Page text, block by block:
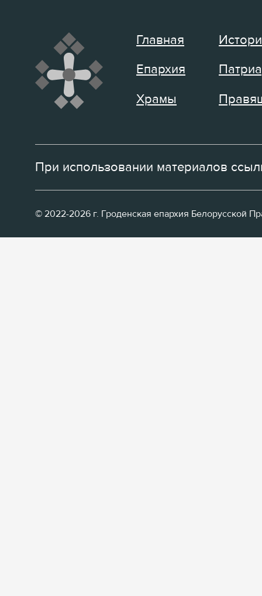
Главная
Епархия
Храмы
При использовании материалов
© 2022-2026 г. Гроденская епархия Белорусской